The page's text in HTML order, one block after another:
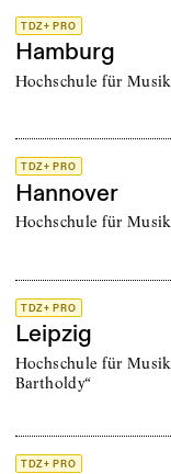
TDZ+ PRO
Hamburg
Hochschule für
TDZ+ PRO
Hannover
Hochschule für
TDZ+ PRO
Leipzig
Hochschule für
Bartholdy“
TDZ+ PRO